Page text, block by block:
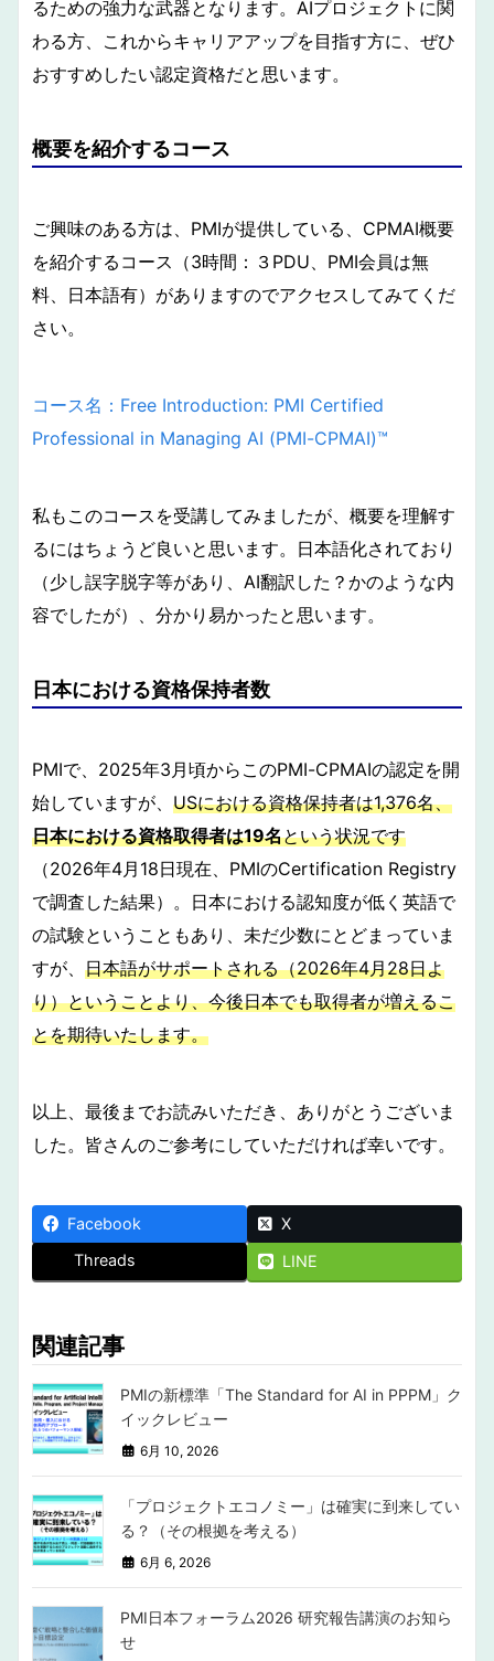
るための強力な武器となります。AIプロジェクトに関
わる方、これからキャリアアップを目指す方に、ぜひ
おすすめしたい認定資格だと思います。
概要を紹介するコース
ご興味のある方は、PMIが提供している、CPMAI概要
を紹介するコース（3時間：３PDU、PMI会員は無
料、日本語有）がありますのでアクセスしてみてくだ
さい。
コース名：Free Introduction: PMI Certified
Professional in Managing AI (PMI-CPMAI)™
私もこのコースを受講してみましたが、概要を理解す
るにはちょうど良いと思います。日本語化されており
（少し誤字脱字等があり、AI翻訳した？かのような内
容でしたが）、分かり易かったと思います。
日本における資格保持者数
PMIで、2025年3月頃からこのPMI-CPMAIの認定を開
始していますが、 USにおける資格保持者は1,376名、
日本における資格取得者は19名という状況です
（2026年4月18日現在、PMIのCertification Registry
で調査した結果）。日本における認知度が低く英語で
の試験ということもあり、未だ少数にとどまっていま
すが、 日本語がサポートされる（2026年4月28日よ
り）ということより、今後日本でも取得者が増えるこ
とを期待いたします。
以上、最後までお読みいただき、ありがとうございま
した。皆さんのご参考にしていただければ幸いです。
Facebook
X
Threads
LINE
関連記事
PMIの新標準「The Standard for AI in PPPM」ク
イックレビュー
6月 10, 2026
「プロジェクトエコノミー」は確実に到来してい
る？（その根拠を考える）
6月 6, 2026
PMI日本フォーラム2026 研究報告講演のお知ら
せ